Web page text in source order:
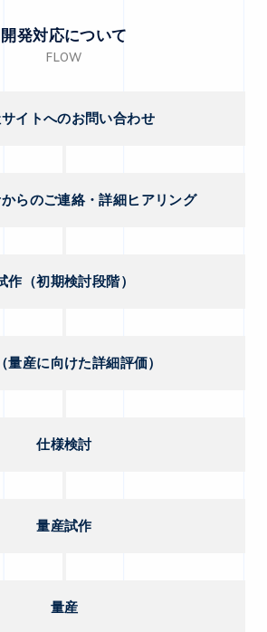
開発対応について
FLOW
イトへのお問い合わせ
らのご連絡・詳細ヒアリング
作（初期検討段階）
量産に向けた詳細評価）
仕様検討
量産試作
量産